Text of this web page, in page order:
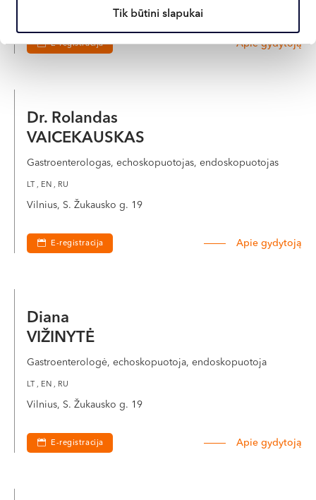
Tik būtini slapukai
Klaipėda, Naujoji Uosto g. 9
E-registracija Apie gydytoją
Dr. Rolandas
VAICEKAUSKAS
Gastroenterologas, echoskopuotojas, endoskopuotojas
LT , EN , RU
Vilnius, S. Žukausko g. 19
E-registracija Apie gydytoją
Diana
VIŽINYTĖ
Gastroenterologė, echoskopuotoja, endoskopuotoja
LT , EN , RU
Vilnius, S. Žukausko g. 19
E-registracija Apie gydytoją